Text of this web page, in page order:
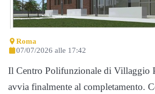
Roma
07/07/2026 alle 17:42
Il Centro Polifunzionale di Villaggio
avvia finalmente al completamento.